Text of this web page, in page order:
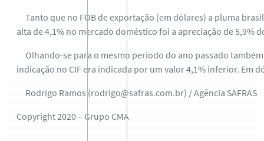
Tanto que no FOB de exportação (em dólares) a pluma
alta de 4,1% no mercado doméstico foi a apreciação de
Olhando-se para o mesmo período do ano passado
indicação no CIF era indicada por um valor 4,1% inferior. Em
Rodrigo Ramos (rodrigo@safras.com.br) / Agência SAFRAS
Copyright 2020 – Grupo CMA